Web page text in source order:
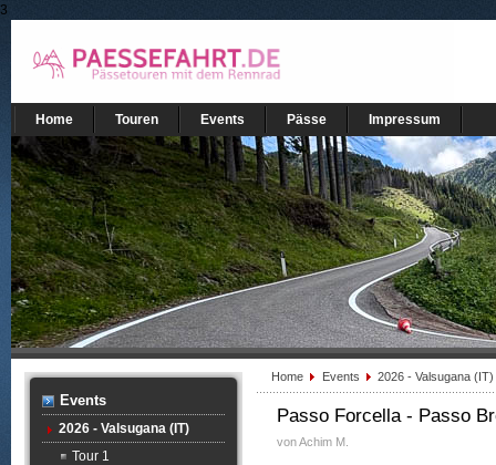
3
Home Touren Events Pässe Impressum
Events
2026 - Valsugana (IT)
Tour 1
Home Events 2026 - Valsugana
Passo Forcella - Passo
von Achim M.